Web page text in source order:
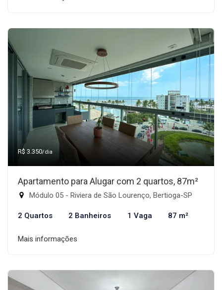
R$ 3.350/dia
Apartamento para Alugar com 2 quartos, 87m²
Módulo 05 - Riviera de São Lourenço, Bertioga-SP
2 Quartos 2 Banheiros 1 Vaga 87 m²
Mais informações